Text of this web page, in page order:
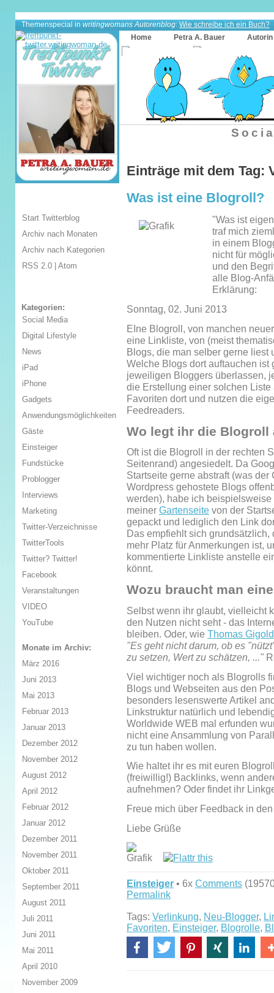
Themenspecial in writingwomans Autorenblog: Wie schreibe ich ein Buch?
Home
Petra A. Bauer Autorin
Einträge mit dem Tag:
Was ist eine Blogroll?
"Was ist
traf mich
in einem
nicht für
und den
alle Blog-
Erklärung:
Sonntag, 02. Juni 2013
EIne Blogroll, von manchen
eine Linkliste, von (meist
Blogs, die man selber gerne liest
Welche Blogs dort auftauchen ist
jeweiligen Bloggers überlassen,
die Erstellung einer solchen
Favoriten dort und nutzen die
Feedreaders.
Wo legt ihr die Blogroll
Oft ist die Blogroll in der rechten
Seitenrand) angesiedelt. Da
Startseite gerne abstraft (was
Wordpress gehostete Blogs
werden), habe ich
meiner Gartenseite von der
gepackt und lediglich den Link
Das empfiehlt sich
mehr Platz für Anmerkungen ist,
kommentierte Linkliste anstelle
könnt.
Wozu braucht man
Selbst wenn ihr glaubt, vielleicht
den Nutzen nicht seht - das
bleiben. Oder, wie Thomas Gigold
"Es geht nicht darum, ob es
zu setzen, Wert zu schätzen, ..."
Viel wichtiger noch als Blogrolls
Blogs und Webseiten aus den
besonders lesenswerte Artikel
Linkstruktur natürlich und
Worldwide WEB mal erfunden
nicht eine Ansammlung von
zu tun haben wollen.
Wie haltet ihr es mit euren
(freiwillig!) Backlinks, wenn
aufnehmen? Oder findet ihr
Freue mich über Feedback in
Liebe Grüße
Einsteiger • 6x Comments
Permalink
Tags: Verlinkung, Neu-Blogger,
Favoriten, Einsteiger, Blogrolle,
Start Twitterblog
Archiv nach Monaten
Archiv nach Kategorien
RSS 2.0 | Atom
Kategorien:
Social Media
Digital Lifestyle
News
iPad
iPhone
Gadgets
Anwendungsmöglichkeiten
Gäste
Einsteiger
Fundstücke
Problogger
Interviews
Marketing
Twitter-Verzeichnisse
TwitterTools
Twitter? Twitter!
Facebook
Veranstaltungen
VIDEO
YouTube
Monate im Archiv:
März 2016
Juni 2013
Mai 2013
Februar 2013
Januar 2013
Dezember 2012
November 2012
August 2012
April 2012
Februar 2012
Januar 2012
Dezember 2011
November 2011
Oktober 2011
September 2011
August 2011
Juli 2011
Juni 2011
Mai 2011
April 2010
November 2009